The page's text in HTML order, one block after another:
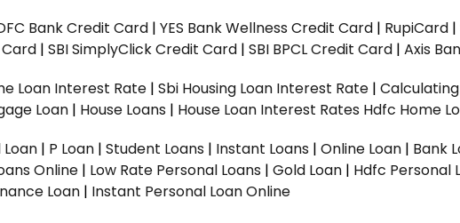
Bank Credit Card | YES Bank Wellness Credit Card | RupiCard |
Card | SBI SimplyClick Credit Card | SBI BPCL Credit Card | Axis
Loan Interest Rate | Sbi Housing Loan Interest Rate |
Loan | House Loans | House Loan Interest Rates Hdfc Home
| P Loan | Student Loans | Instant Loans | Online Loan | Bank
Online | Low Rate Personal Loans | Gold Loan | Hdfc Personal
Loan | Instant Personal Loan Online